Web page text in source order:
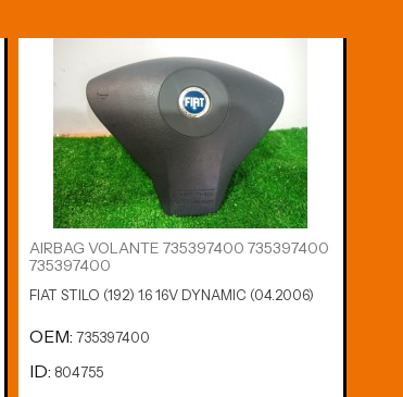
AIRBAG VOLANTE 735397400 735397400
735397400
FIAT STILO (192) 1.6 16V DYNAMIC (04.2006)
OEM: 735397400
ID: 804755